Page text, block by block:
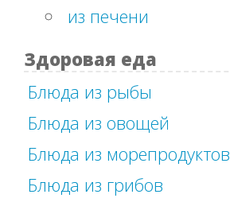
из печени
Здоровая еда
Блюда из рыбы
Блюда из овощей
Блюда из морепродуктов
Блюда из грибов